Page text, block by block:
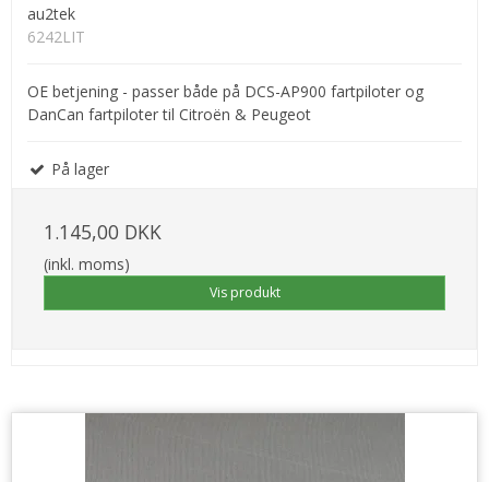
au2tek
6242LIT
OE betjening - passer både på DCS-AP900 fartpiloter og
DanCan fartpiloter til Citroën & Peugeot
På lager
1.145,00 DKK
(inkl. moms)
Vis produkt